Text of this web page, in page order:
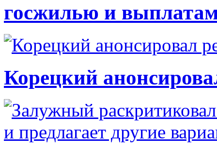
госжилью и
Корецкий